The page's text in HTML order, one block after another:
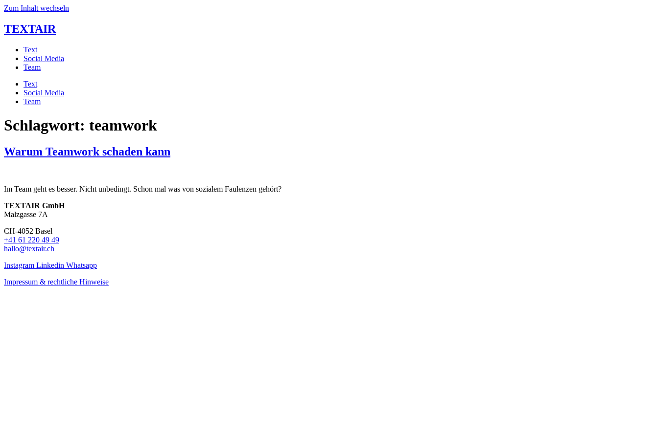
Zum Inhalt wechseln
TEXTAIR
Text
Social Media
Team
Text
Social Media
Team
Schlagwort: teamwork
Warum Teamwork schaden kann
Im Team geht es besser. Nicht unbedingt. Schon mal was von sozialem Faulenzen gehört?
TEXTAIR GmbH
Malzgasse 7A
CH-4052 Basel
+41 61 220 49 49
hallo@textair.ch
Instagram Linkedin Whatsapp
Impressum & rechtliche Hinweise